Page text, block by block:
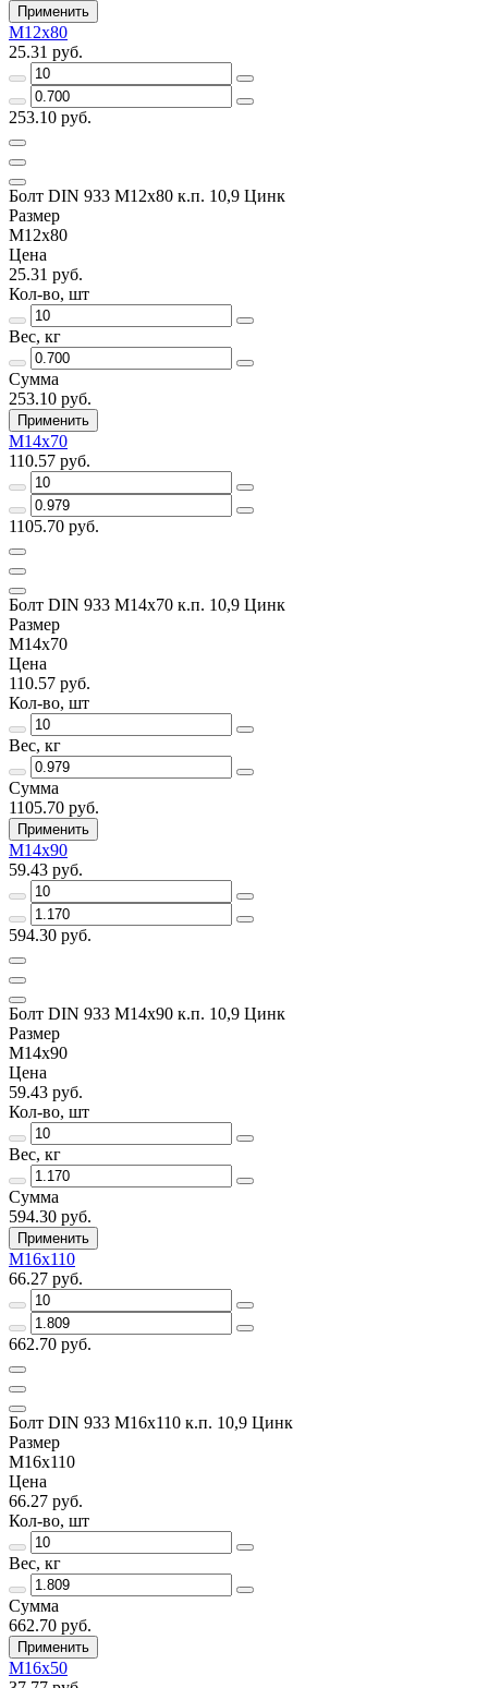
Применить
М12х80
25.31 руб.
253.10 руб.
Болт DIN 933 М12х80 к.п. 10,9 Цинк
Размер
М12х80
Цена
25.31 руб.
Кол-во, шт
Вес, кг
Сумма
253.10 руб.
Применить
М14х70
110.57 руб.
1105.70 руб.
Болт DIN 933 М14х70 к.п. 10,9 Цинк
Размер
М14х70
Цена
110.57 руб.
Кол-во, шт
Вес, кг
Сумма
1105.70 руб.
Применить
М14х90
59.43 руб.
594.30 руб.
Болт DIN 933 М14х90 к.п. 10,9 Цинк
Размер
М14х90
Цена
59.43 руб.
Кол-во, шт
Вес, кг
Сумма
594.30 руб.
Применить
М16х110
66.27 руб.
662.70 руб.
Болт DIN 933 М16х110 к.п. 10,9 Цинк
Размер
М16х110
Цена
66.27 руб.
Кол-во, шт
Вес, кг
Сумма
662.70 руб.
Применить
М16х50